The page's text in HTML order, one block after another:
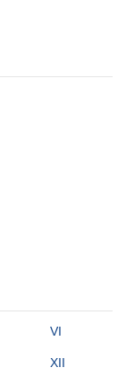
VI
XII